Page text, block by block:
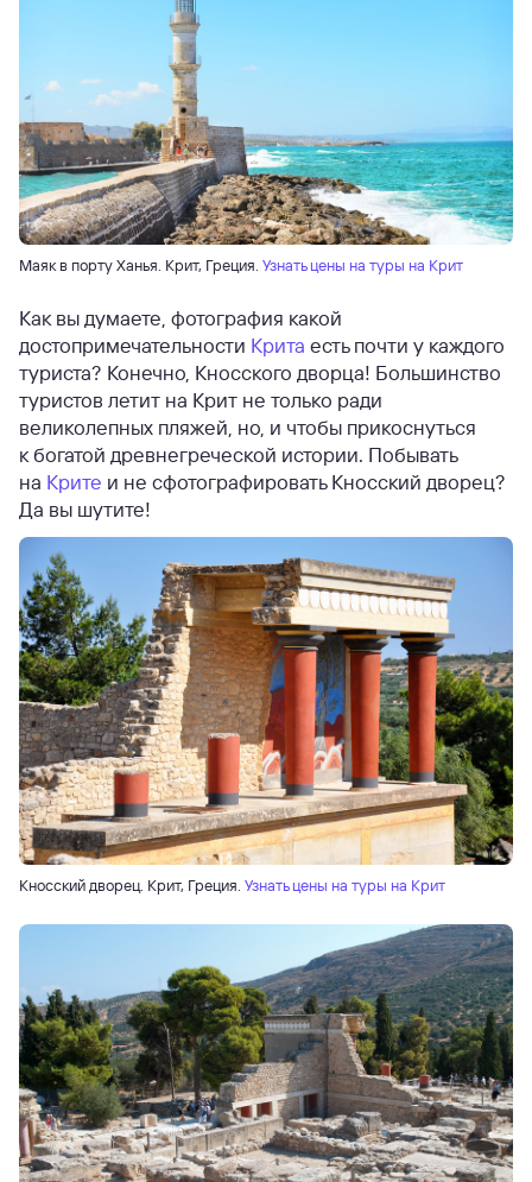
Маяк в порту Ханья. Крит, Греция. Узнать цены на туры на Крит
Как вы думаете, фотография какой
достопримечательности Крита есть почти у каждого
туриста? Конечно, Кносского дворца! Большинство
туристов летит на Крит не только ради
великолепных пляжей, но, и чтобы прикоснуться
к богатой древнегреческой истории. Побывать
на Крите и не сфотографировать Кносский дворец?
Да вы шутите!
Кносский дворец. Крит, Греция. Узнать цены на туры на Крит